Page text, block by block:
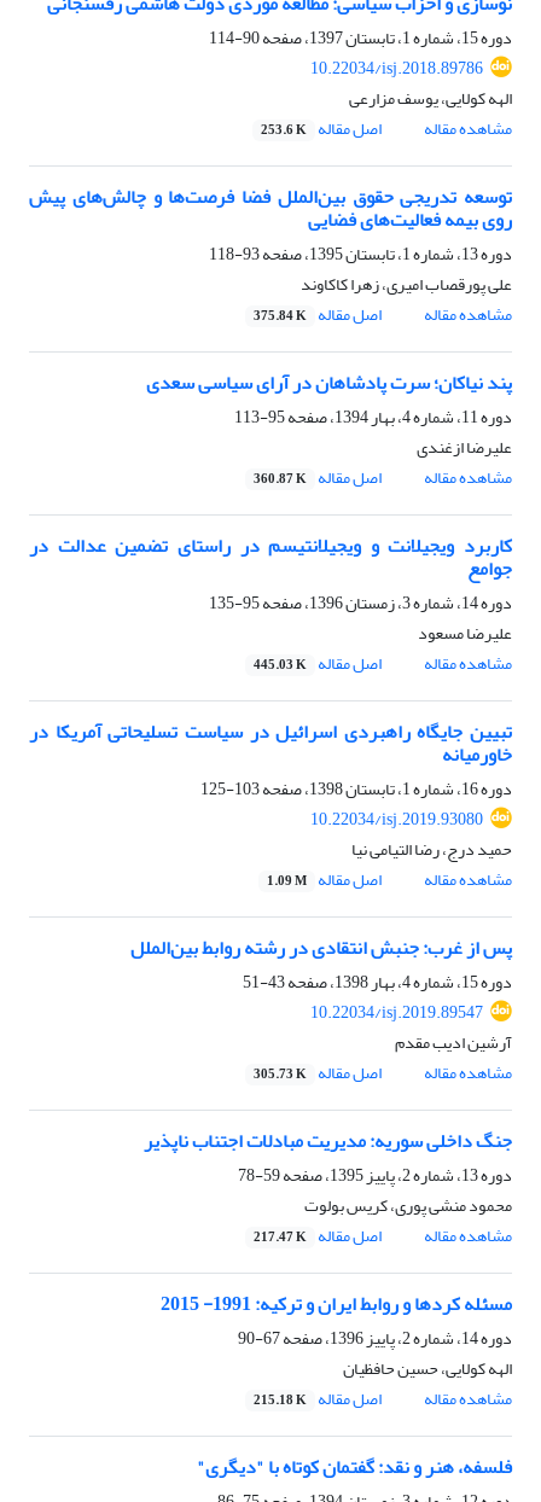
دوره 15، شماره 1، تابستان 1397، صفحه
90-114
10.22034/isj.2018.89786
الهه کولایی، یوسف مزارعی
مشاهده مقاله
اصل مقاله 253.6 K
توسعه تدریجی حقوق بین‌الملل فضا فرصت‌ها و چالش‌های پیش
روی بیمه فعالیت‌های فضایی
دوره 13، شماره 1، تابستان 1395، صفحه
93-118
علی پورقصاب امیری، زهرا کاکاوند
مشاهده مقاله
اصل مقاله 375.84 K
پند نیاکان؛ سرت پادشاهان در آرای سیاسی سعدی
دوره 11، شماره 4، بهار 1394، صفحه
95-113
علیرضا ازغندی
مشاهده مقاله
اصل مقاله 360.87 K
کاربرد ویجیلانت و ویجیلانتیسم در راستای تضمین عدالت در
جوامع
دوره 14، شماره 3، زمستان 1396، صفحه
95-135
علیرضا مسعود
مشاهده مقاله
اصل مقاله 445.03 K
تبیین جایگاه راهبردی اسرائیل در سیاست تسلیحاتی آمریکا در
خاورمیانه
دوره 16، شماره 1، تابستان 1398، صفحه
103-125
10.22034/isj.2019.93080
حمید درج، رضا التیامی نیا
مشاهده مقاله
اصل مقاله 1.09 M
پس از غرب: جنبش انتقادی در رشته روابط بین‌الملل
دوره 15، شماره 4، بهار 1398، صفحه
43-51
10.22034/isj.2019.89547
آرشین ادیب مقدم
مشاهده مقاله
اصل مقاله 305.73 K
جنگ داخلی سوریه: مدیریت مبادلات اجتناب ناپذیر
دوره 13، شماره 2، پاییز 1395، صفحه
59-78
محمود منشی پوری، کریس بولوت
مشاهده مقاله
اصل مقاله 217.47 K
مسئله کرد‌ها و روابط ایران و ترکیه: 1991- 2015
دوره 14، شماره 2، پاییز 1396، صفحه
67-90
الهه کولایی، حسین حافظیان
مشاهده مقاله
اصل مقاله 215.18 K
فلسفه، هنر و نقد: گفتمان کوتاه با "دیگری"